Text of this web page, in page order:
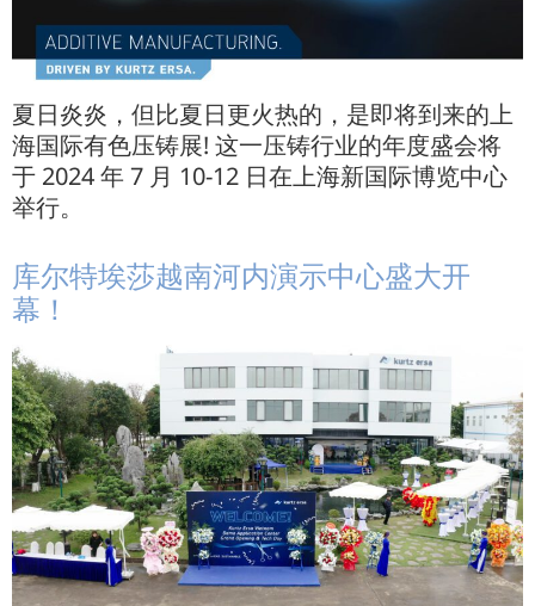
夏日炎炎，但比夏日更火热的，是即将到来的上
海国际有色压铸展! 这一压铸行业的年度盛会将
于 2024 年 7 月 10-12 日在上海新国际博览中心
举行。
库尔特埃莎越南河内演示中心盛大开
幕！